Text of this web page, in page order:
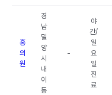
홍
의
원
경
남
밀
양
시
내
이
동
-
야
간/
일
요
일
진
료